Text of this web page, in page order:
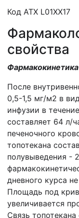
Код АТХ L01XX17
свойства
Фармакокинетика
После
0,5-1,5 мг/м2 в
инфузии в
составляет 64 л/
печеночного
топотекана
полувыведения -
дневного курса
Площадь под
увеличивается
Связь